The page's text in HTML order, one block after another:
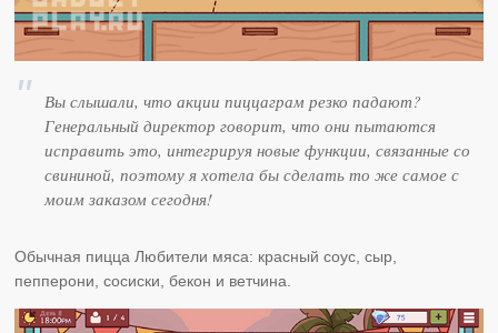
Вы слышали, что акции пиццаграм резко падают?
Генеральный директор говорит, что они пытаются
исправить это, интегрируя новые функции, связанные со
свининой, поэтому я хотела бы сделать то же самое с
моим заказом сегодня!
Обычная пицца Любители мяса: красный соус, сыр,
пепперони, сосиски, бекон и ветчина.